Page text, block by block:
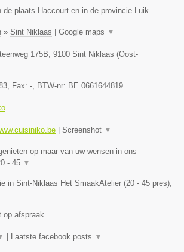
de plaats Haccourt en in de provincie Luik.
» Sint Niklaas | Google maps ▼
175B 9100 Sint Niklaas (Oost-
, Fax: - , BTW-nr: BE 0661644819
| Screenshot ▼
op maar van uw wensen in ons
- 45 ▼
in Sint-Niklaas Het SmaakAtelier (20 - 45 pres),
op afspraak.
| Laatste facebook posts ▼